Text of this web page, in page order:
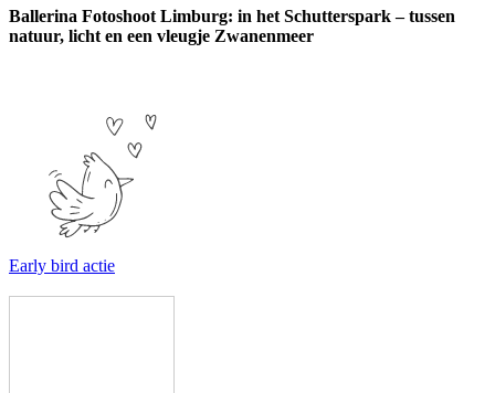
Ballerina Fotoshoot Limburg: in het Schutterspark – tussen
natuur, licht en een vleugje Zwanenmeer
Early bird actie